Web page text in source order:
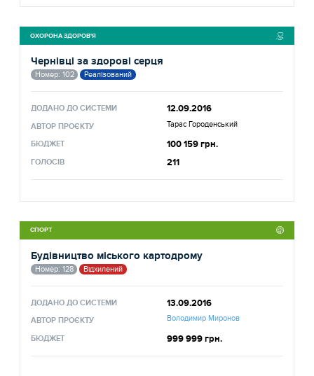
ОХОРОНА ЗДОРОВ'Я
Чернівці за здорові серця
Номер: 102 Реалізований
ДОДАНО ДО СИСТЕМИ 12.09.2016
АВТОР ПРОЄКТУ Тарас Городенський
БЮДЖЕТ 100 159 грн.
ГОЛОСІВ 211
СПОРТ
Будівництво міського картодрому
Номер: 128 Відхилений
ДОДАНО ДО СИСТЕМИ 13.09.2016
АВТОР ПРОЄКТУ Володимир Миронов
БЮДЖЕТ 999 999 грн.